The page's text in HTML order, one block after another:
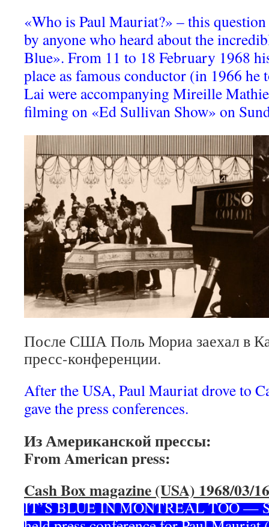
«Who is Paul Mauriat?» – this
by anyone who heard about the
Blue». From 11 to 18 February 1968
place as famous conductor (in 1966 he
Lai were accompanying Mireille
filming on «Ed Sullivan Show» on
После США Поль Мориа заехал в
пресс-конференции.
After the USA, Paul Mauriat drove to
gave the press conferences.
Из Американской прессы:
From American press:
Cash Box magazine (USA) 1968/03/16
IT’S BLUE IN MONTREAL TOO —